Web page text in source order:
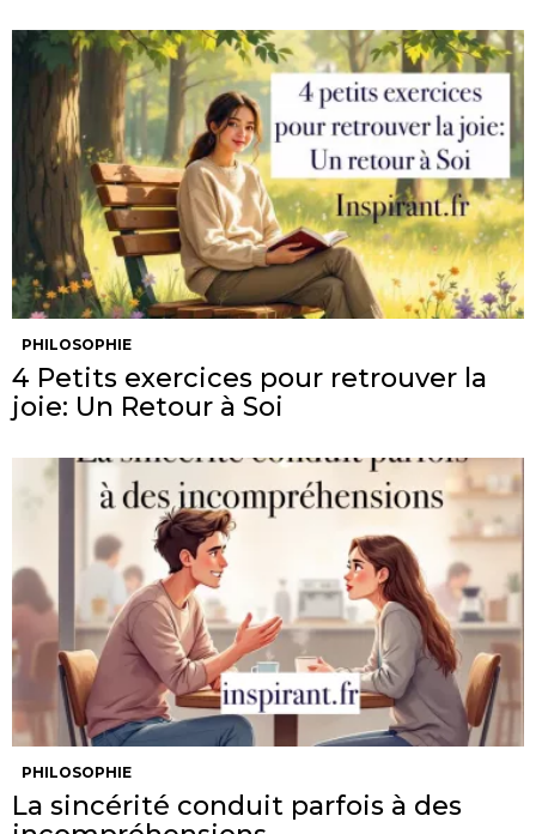
PHILOSOPHIE
4 Petits exercices pour retrouver la
joie: Un Retour à Soi
PHILOSOPHIE
La sincérité conduit parfois à des